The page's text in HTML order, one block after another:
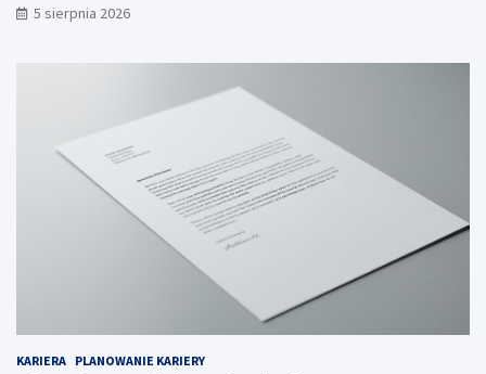
5 sierpnia 2026
KARIERA PLANOWANIE KARIERY